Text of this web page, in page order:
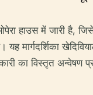
हाउस में जारी है,
मार्गदर्शिका
का विस्तृत अन्वेषण